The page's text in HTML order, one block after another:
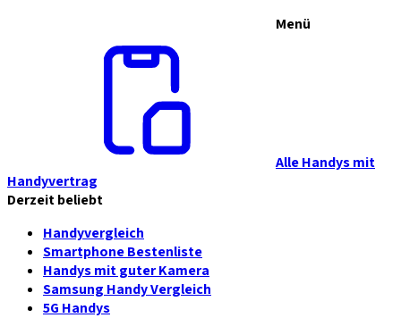
Menü
Alle Handys mit
Handyvertrag
Derzeit beliebt
Handyvergleich
Smartphone Bestenliste
Handys mit guter Kamera
Samsung Handy Vergleich
5G Handys